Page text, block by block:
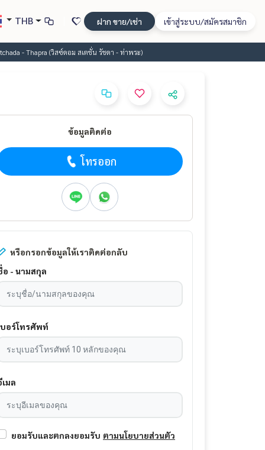
THB ฝาก ขาย/เช่า เข้าสู่ระบบ/สมัครสมาชิก
- Thapra (วิสซ์ดอม สเตชั่น รัชดา - ท่าพระ)
ข้อมูลติดต่อ
โทรออก
หรือกรอกข้อมูลให้เราติดต่อกลับ
อ - นามสกุล
บอร์โทรศัพท์
มล
ยอมรับและตกลงยอมรับ ตามนโยบายส่วนตัว